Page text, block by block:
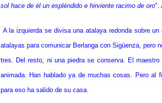
sol hace de él un espléndido e hirviente racimo de oro".
A la izquierda se divisa una atalaya redonda sobre
atalayas para comunicar Berlanga con Sigüenza, pero
tres. Del resto, ni una piedra se conserva. El
animada. Han hablado ya de muchas cosas. Pero al
para eso ha salido de su casa.